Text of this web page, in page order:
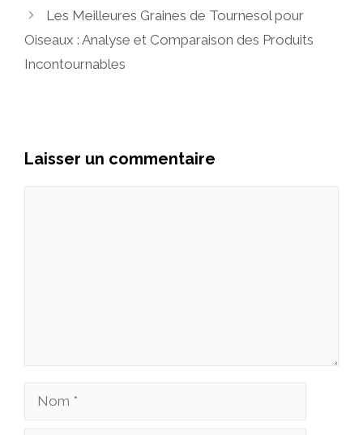
Les Meilleures Graines de Tournesol pour
Oiseaux : Analyse et Comparaison des Produits
Incontournables
Laisser un commentaire
Nom